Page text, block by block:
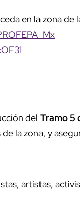
en la zona de
del Tramo 5
la zona, y
artistas,